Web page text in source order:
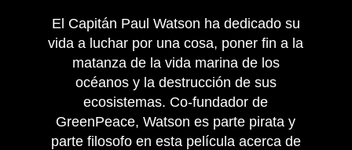
El Capitán Paul Watson ha dedicado su
vida a luchar por una cosa, poner fin a la
matanza de la vida marina de los
océanos y la destrucción de sus
ecosistemas. Co-fundador de
GreenPeace, Watson es parte pirata y
parte filosofo en esta película acerca de